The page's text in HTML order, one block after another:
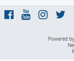
Powered by